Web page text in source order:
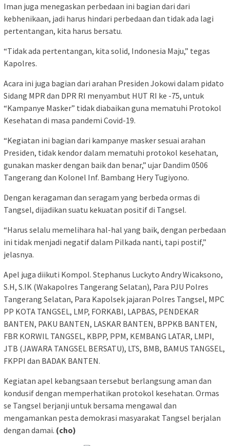
Iman juga menegaskan perbedaan ini bagian dari dari
kebhenikaan, jadi harus hindari perbedaan dan tidak ada lagi
pertentangan, kita harus bersatu.
“Tidak ada pertentangan, kita solid, Indonesia Maju,” tegas
Kapolres.
Acara ini juga bagian dari arahan Presiden Jokowi dalam pidato
Sidang MPR dan DPR RI menyambut HUT RI ke -75, untuk
“Kampanye Masker” tidak diabaikan guna mematuhi Protokol
Kesehatan di masa pandemi Covid-19.
“Kegiatan ini bagian dari kampanye masker sesuai arahan
Presiden, tidak kendor dalam mematuhi protokol kesehatan,
gunakan masker dengan baik dan benar,” ujar Dandim 0506
Tangerang dan Kolonel Inf. Bambang Hery Tugiyono.
Dengan keragaman dan seragam yang berbeda ormas di
Tangsel, dijadikan suatu kekuatan positif di Tangsel.
“Harus selalu memelihara hal-hal yang baik, dengan perbedaan
ini tidak menjadi negatif dalam Pilkada nanti, tapi postif,”
jelasnya.
Apel juga diikuti Kompol. Stephanus Luckyto Andry Wicaksono,
S.H, S.IK (Wakapolres Tangerang Selatan), Para PJU Polres
Tangerang Selatan, Para Kapolsek jajaran Polres Tangsel, MPC
PP KOTA TANGSEL, LMP, FORKABI, LAPBAS, PENDEKAR
BANTEN, PAKU BANTEN, LASKAR BANTEN, BPPKB BANTEN,
FBR KORWIL TANGSEL, KBPP, PPM, KEMBANG LATAR, LMPI,
JTB (JAWARA TANGSEL BERSATU), LTS, BMB, BAMUS TANGSEL,
FKPPI dan BADAK BANTEN.
Kegiatan apel kebangsaan tersebut berlangsung aman dan
kondusif dengan memperhatikan protokol kesehatan. Ormas
se Tangsel berjanji untuk bersama mengawal dan
mengamankan pesta demokrasi masyarakat Tangsel berjalan
dengan damai. (cho)